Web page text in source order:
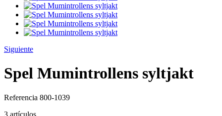
Siguiente
Spel Mumintrollens syltjakt
Referencia 800-1039
3 artículos